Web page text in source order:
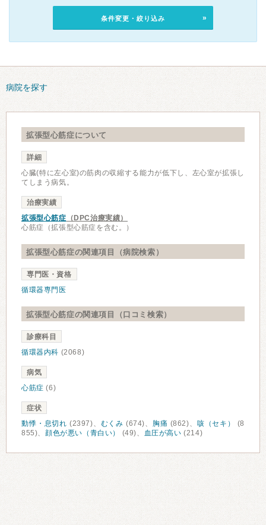
条件変更・絞り込み
病院を探す
拡張型心筋症について
詳細
心臓(特に左心室)の筋肉の収縮する能力が低下し、左心室が拡張し
てしまう病気。
治療実績
拡張型心筋症 （DPC治療実績）
心筋症（拡張型心筋症を含む。）
拡張型心筋症の関連項目（病院検索）
専門医・資格
循環器専門医
拡張型心筋症の関連項目（口コミ検索）
診療科目
循環器内科 (2068)
病気
心筋症 (6)
症状
動悸・息切れ (2397)、 むくみ (674)、 胸痛 (862)、 咳（セキ）
(8
855)、 顔色が悪い（青白い） (49)、 血圧が高い (214)